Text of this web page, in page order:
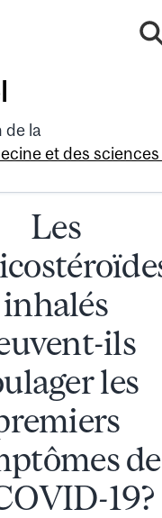
de la
et des
Les
inhalés
ils
les
de
19?